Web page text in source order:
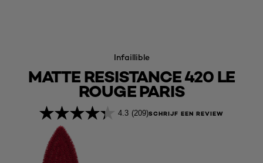
Infaillible
MATTE RESISTANCE 420 LE
ROUGE PARIS
4.3 (209)SCHRIJF EEN REVIEW